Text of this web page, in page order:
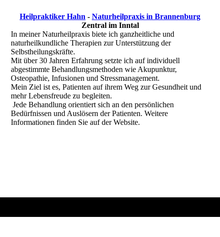
Heilpraktiker Hahn - Naturheilpraxis in Brannenburg
Zentral im Inntal
In meiner Naturheilpraxis biete ich ganzheitliche und
naturheilkundliche Therapien zur Unterstützung der
Selbstheilungskräfte.
Mit über 30 Jahren Erfahrung setzte ich auf individuell
abgestimmte Behandlungsmethoden wie Akupunktur,
Osteopathie, Infusionen und Stressmanagement.
Mein Ziel ist es, Patienten auf ihrem Weg zur Gesundheit und
mehr Lebensfreude zu begleiten.
Jede Behandlung orientiert sich an den persönlichen
Bedürfnissen und Auslösern der Patienten. Weitere
Informationen finden Sie auf der Website.